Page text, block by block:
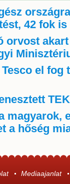
42 fok is
orvost
el fog
magyarok,
a hőség
Mediaajanlat